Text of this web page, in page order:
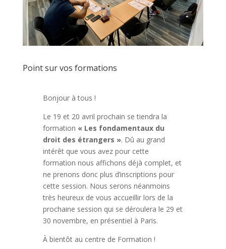
Point sur vos formations
Bonjour à tous !
Le 19 et 20 avril prochain se tiendra la
formation « Les fondamentaux du
droit des étrangers ». Dû au grand
intérêt que vous avez pour cette
formation nous affichons déjà complet, et
ne prenons donc plus d’inscriptions pour
cette session. Nous serons néanmoins
très heureux de vous accueillir lors de la
prochaine session qui se déroulera le 29 et
30 novembre, en présentiel à Paris.
À bientôt au centre de Formation !